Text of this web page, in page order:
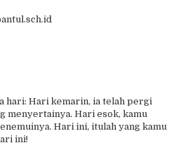
hari: Hari kemarin, ia telah pergi
menyertainya. Hari esok, kamu
Hari ini, itulah yang kamu
ini!